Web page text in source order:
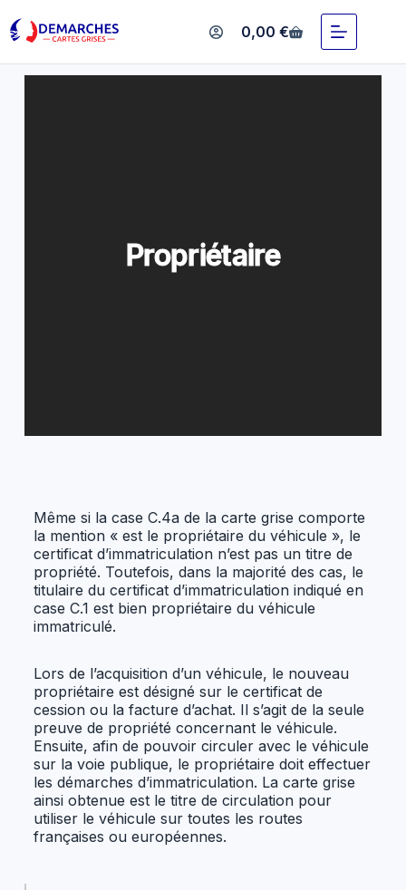
0,00€
Propriétaire
Propriétaire
Même si la case C.4a de la carte grise comporte
la mention « est le propriétaire du véhicule », le
certificat d’immatriculation n’est pas un titre de
propriété. Toutefois, dans la majorité des cas, le
titulaire du certificat d’immatriculation indiqué en
case C.1 est bien propriétaire du véhicule
immatriculé.
Lors de l’acquisition d’un véhicule, le nouveau
propriétaire est désigné sur le certificat de
cession ou la facture d’achat. Il s’agit de la seule
preuve de propriété concernant le véhicule.
Ensuite, afin de pouvoir circuler avec le véhicule
sur la voie publique, le propriétaire doit effectuer
les démarches d’immatriculation. La carte grise
ainsi obtenue est le titre de circulation pour
utiliser le véhicule sur toutes les routes
françaises ou européennes.